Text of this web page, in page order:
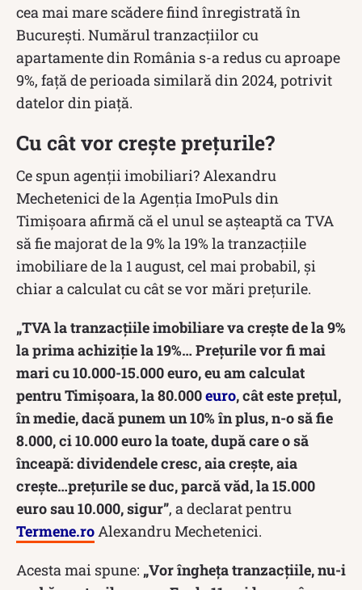
cea mai mare scădere fiind înregistrată în
București. Numărul tranzacțiilor cu
apartamente din România s-a redus cu aproape
9%, față de perioada similară din 2024, potrivit
datelor din piață.
Cu cât vor crește prețurile?
Ce spun agenții imobiliari? Alexandru
Mechetenici de la Agenția ImoPuls din
Timișoara afirmă că el unul se așteaptă ca TVA
să fie majorat de la 9% la 19% la tranzacțiile
imobiliare de la 1 august, cel mai probabil, și
chiar a calculat cu cât se vor mări prețurile.
„TVA la tranzacțiile imobiliare va crește de la 9%
la prima achiziție la 19%… Prețurile vor fi mai
mari cu 10.000-15.000 euro, eu am calculat
pentru Timișoara, la 80.000euro, cât este prețul,
în medie, dacă punem un 10% în plus, n-o să fie
8.000, ci 10.000 euro la toate, după care o să
înceapă: dividendele cresc, aia crește, aia
crește…prețurile se duc, parcă văd, la 15.000
euro sau 10.000, sigur”, a declarat pentru
Termene.ro Alexandru Mechetenici.
Acesta mai spune: „Vor îngheța tranzacțiile, nu-i